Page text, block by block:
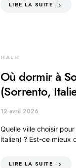
LIRE LA SUITE
ITALIE
Où dormir à
(Sorrento,
12 avril 2026
Quelle ville choisir
italien) ? Est-ce mieux
LIRE LA SUITE